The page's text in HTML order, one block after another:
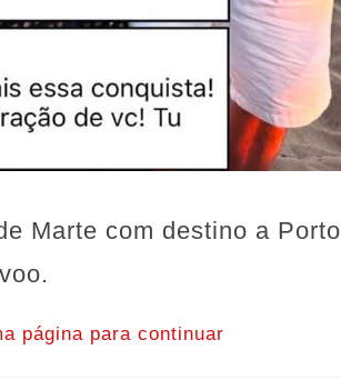
Marte com destino a Porto
página para continuar